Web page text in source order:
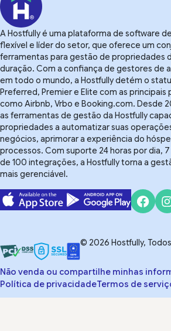
A Hostfully é uma plataforma de software
flexível e líder do setor, que oferece um
ferramentas para gestão de propriedades
duração. Com a confiança de gestores de
em todo o mundo, a Hostfully detém o
Preferred, Premier e Elite com as
como Airbnb, Vrbo e Booking.com. Desde
as ferramentas de gestão da Hostfully
propriedades a automatizar suas
negócios, aprimorar a experiência do
processos. Com suporte 24 horas por dia,
de 100 integrações, a Hostfully torna a
mais gerenciável.
© 2026 Hostfully,
Não venda ou compartilhe minhas
Política de privacidadeTermos de